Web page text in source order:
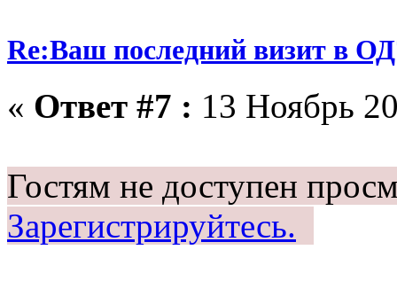
Re:Ваш последний визит в
« Ответ #7 : 13 Ноябрь
Гостям не доступен
Зарегистрируйтесь.